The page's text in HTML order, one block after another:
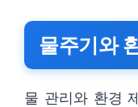
물주기와
물 관리와 환경